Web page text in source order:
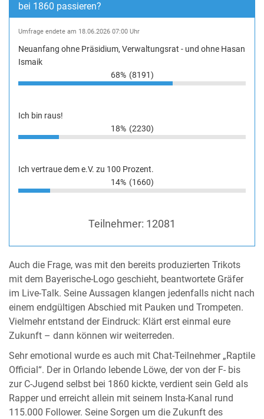
bei 1860 passieren?
Umfrage endete am 18.06.2026 07:00 Uhr
Neuanfang ohne Präsidium, Verwaltungsrat - und ohne Hasan
Ismaik
68% (8191)
Ich bin raus!
18% (2230)
Ich vertraue dem e.V. zu 100 Prozent.
14% (1660)
Teilnehmer: 12081
Auch die Frage, was mit den bereits produzierten Trikots
mit dem Bayerische-Logo geschieht, beantwortete Gräfer
im Live-Talk. Seine Aussagen klangen jedenfalls nicht nach
einem endgültigen Abschied mit Pauken und Trompeten.
Vielmehr entstand der Eindruck: Klärt erst einmal eure
Zukunft – dann können wir weiterreden.
Sehr emotional wurde es auch mit Chat-Teilnehmer „Raptile
Official“. Der in Orlando lebende Löwe, der von der F- bis
zur C-Jugend selbst bei 1860 kickte, verdient sein Geld als
Rapper und erreicht allein mit seinem Insta-Kanal rund
115.000 Follower. Seine Sorgen um die Zukunft des